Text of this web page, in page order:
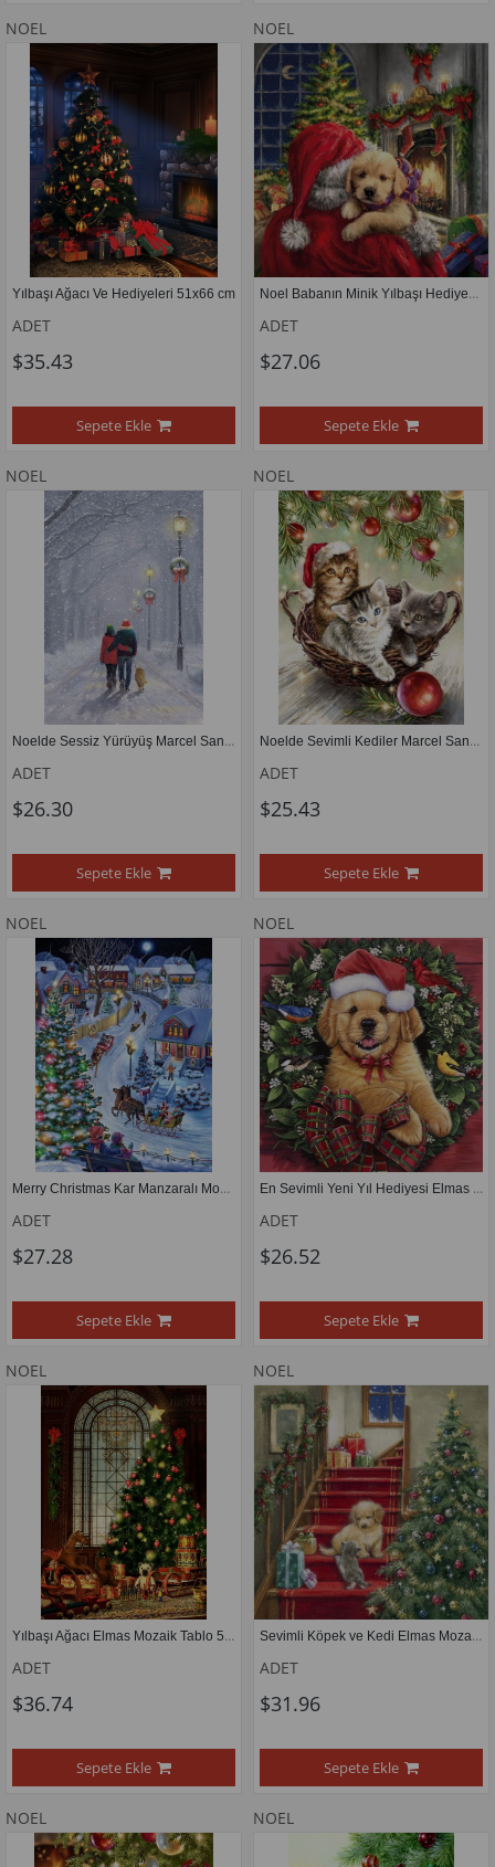
NOEL
Yılbaşı Ağacı Ve Hediyeleri 51x66 cm
ADET
$35.43
Sepete Ekle
NOEL
Noel Babanın Minik Yılbaşı Hediyesi 50x50cm
ADET
$27.06
Sepete Ekle
NOEL
Noelde Sessiz Yürüyüş Marcel Sanat Elmas Mozaik Tablo 38x58cm
ADET
$26.30
Sepete Ekle
NOEL
Noelde Sevimli Kediler Marcel Sanat Elmas Mozaik Tablo 41X51cm
ADET
$25.43
Sepete Ekle
NOEL
Merry Christmas Kar Manzaralı Mozaik Tablo 43x58cm
ADET
$27.28
Sepete Ekle
NOEL
En Sevimli Yeni Yıl Hediyesi Elmas Mozaik Tablo 48x51cm
ADET
$26.52
Sepete Ekle
NOEL
Yılbaşı Ağacı Elmas Mozaik Tablo 50x70 cm
ADET
$36.74
Sepete Ekle
NOEL
Sevimli Köpek ve Kedi Elmas Mozaik Tablo  55X55 cm
ADET
$31.96
Sepete Ekle
NOEL NOEL